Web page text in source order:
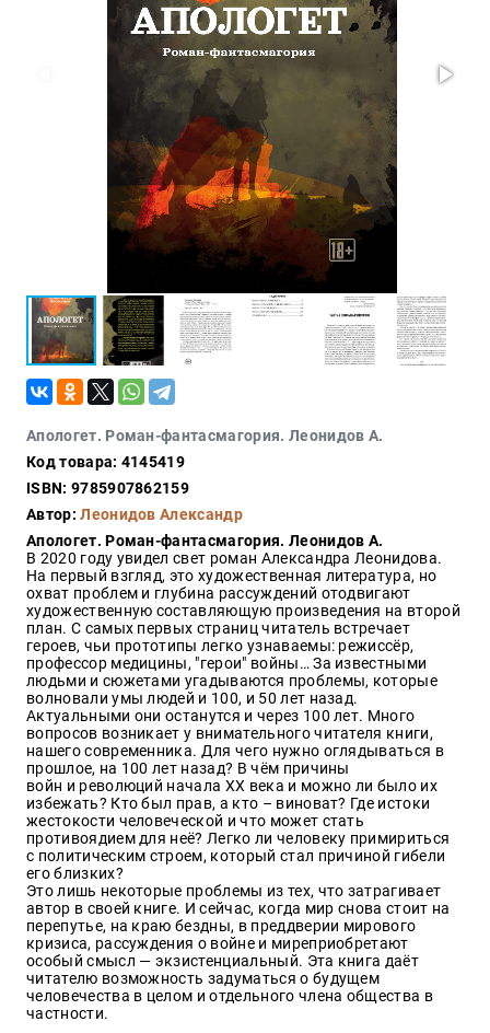
Апологет. Роман-фантасмагория. Леонидов А.
Код товара: 4145419
ISBN: 9785907862159
Автор:Леонидов Александр
Апологет. Роман-фантасмагория. Леонидов А.
В 2020 году увидел свет роман Александра Леонидова.
На первый взгляд, это художественная литература, но
охват проблем и глубина рассуждений отодвигают
художественную составляющую произведения на второй
план. С самых первых страниц читатель встречает
героев, чьи прототипы легко узнаваемы: режиссёр,
профессор медицины, "герои" войны… За известными
людьми и сюжетами угадываются проблемы, которые
волновали умы людей и 100, и 50 лет назад.
Актуальными они останутся и через 100 лет. Много
вопросов возникает у внимательного читателя книги,
нашего современника. Для чего нужно оглядываться в
прошлое, на 100 лет назад? В чём причины
войн и революций начала XX века и можно ли было их
избежать? Кто был прав, а кто – виноват? Где истоки
жестокости человеческой и что может стать
противоядием для неё? Легко ли человеку примириться
с политическим строем, который стал причиной гибели
его близких?
Это лишь некоторые проблемы из тех, что затрагивает
автор в своей книге. И сейчас, когда мир снова стоит на
перепутье, на краю бездны, в преддверии мирового
кризиса, рассуждения о войне и миреприобретают
особый смысл — экзистенциальный. Эта книга даёт
читателю возможность задуматься о будущем
человечества в целом и отдельного члена общества в
частности.
Тайное и
непознанное
Философия
Конспирология
Религия
Туризм
Разное
гастрономия,
кулинария
Красота
и
здоровье
Оптовикам
Авторам
Контакты
Мероприятия
+7(499)
350-17-
79
Москва
pochta@den-
magazin.ru